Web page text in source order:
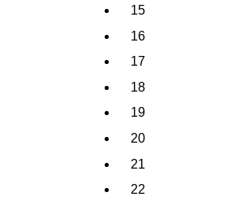
15
16
17
18
19
20
21
22